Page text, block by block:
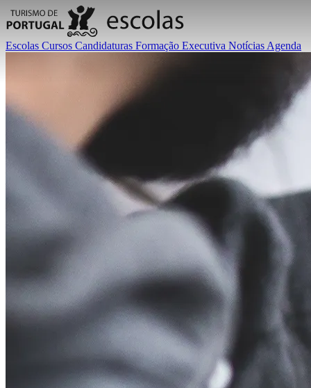
Escolas Cursos Candidaturas Formação Executiva Notícias Agenda